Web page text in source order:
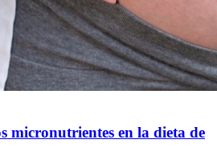
micronutrientes en la dieta de